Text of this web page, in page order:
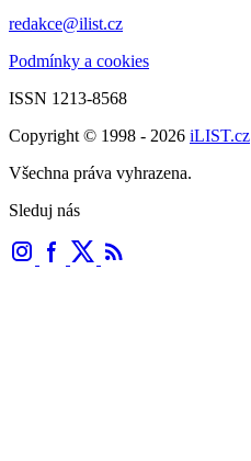
redakce@ilist.cz
Podmínky a cookies
ISSN 1213-8568
Copyright © 1998 - 2026 iLIST.cz
Všechna práva vyhrazena.
Sleduj nás